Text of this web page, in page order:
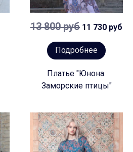
13 800 руб 11 730 руб
Подробнее
Платье "Юнона.
Заморские птицы"